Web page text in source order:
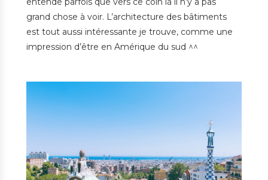
grand chose à voir. L’architecture des bâtiments
est tout aussi intéressante je trouve, comme une
impression d’être en Amérique du sud ^^